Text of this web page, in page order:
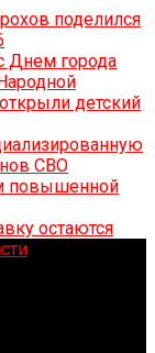
поделился
Днем города
детский
СВО
повышенной
остаются